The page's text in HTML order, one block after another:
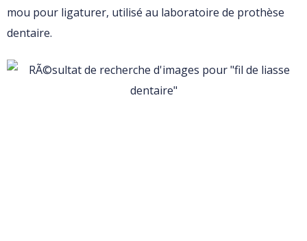
mou pour ligaturer, utilisé au laboratoire de prothèse
dentaire.